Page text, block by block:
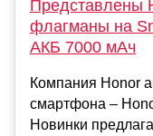
Представлены
флагманы на
АКБ 7000 мАч
Компания Honor
смартфона –
Новинки